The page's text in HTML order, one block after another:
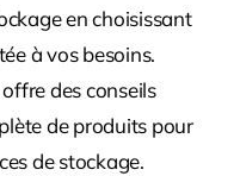
en choisissant
à vos besoins.
des conseils
de produits pour
de stockage.